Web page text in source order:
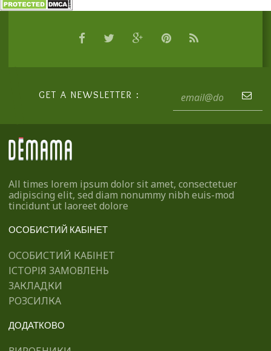
GET A NEWSLETTER :
All times lorem ipsum dolor sit amet, consectetuer
adipiscing elit, sed diam nonummy nibh euis-mod
tincidunt ut laoreet dolore
ОСОБИСТИЙ КАБІНЕТ
ОСОБИСТИЙ КАБІНЕТ
ІСТОРІЯ ЗАМОВЛЕНЬ
ЗАКЛАДКИ
РОЗСИЛКА
ДОДАТКОВО